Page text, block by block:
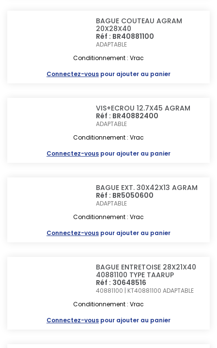
BAGUE COUTEAU AGRAM
20X28X40
Réf : BR40881100
ADAPTABLE
Conditionnement : Vrac
Connectez-vous pour ajouter au panier
VIS+ECROU 12.7X45 AGRAM
Réf : BR40882400
ADAPTABLE
Conditionnement : Vrac
Connectez-vous pour ajouter au panier
BAGUE EXT. 30X42X13 AGRAM
Réf : BR5050600
ADAPTABLE
Conditionnement : Vrac
Connectez-vous pour ajouter au panier
BAGUE ENTRETOISE 28X21X40
40881100 TYPE TAARUP
Réf : 30648516
40881100 | KT40881100ADAPTABLE
Conditionnement : Vrac
Connectez-vous pour ajouter au panier